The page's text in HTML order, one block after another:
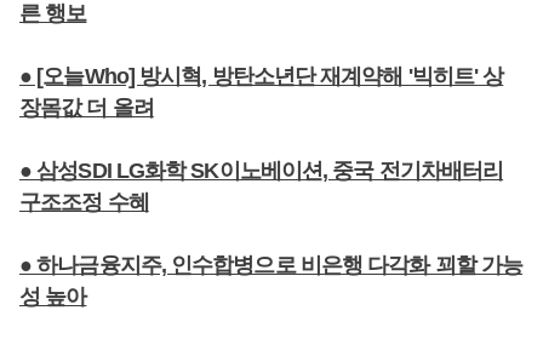
른 행보
● [오늘Who] 방시혁, 방탄소년단 재계약해 '빅히트' 상
장몸값 더 올려
● 삼성SDI LG화학 SK이노베이션, 중국 전기차배터리
구조조정 수혜
● 하나금융지주, 인수합병으로 비은행 다각화 꾀할 가능
성 높아